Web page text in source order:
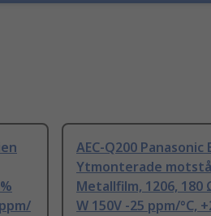
AEC-Q200 Panasonic
Ytmonterade
Metallfilm, 1206, 180
W 150V -25 ppm/°C,